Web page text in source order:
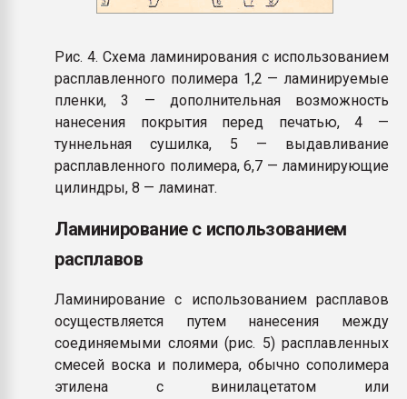
Рис. 4. Схема ламинирования с использованием
расплавленного полимера 1,2 — ламинируемые
пленки, 3 — дополнительная возможность
нанесения покрытия перед печатью, 4 —
туннельная сушилка, 5 — выдавливание
расплавленного полимера, 6,7 — ламинирующие
цилиндры, 8 — ламинат.
Ламинирование с использованием
расплавов
Ламинирование с использованием расплавов
осуществляется путем нанесения между
соединяемыми слоями (рис. 5) расплавленных
смесей воска и полимера, обычно сополимера
этилена с винилацетатом или